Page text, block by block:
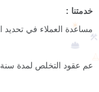
خدمتنا :
مساعدة العملاء في تحديد
عم عقود التخلص لمدة سنة